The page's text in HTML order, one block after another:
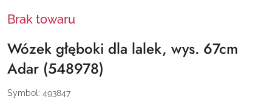
Brak towaru
Wózek głęboki dla lalek, wys. 67cm
Adar (548978)
Symbol: 493847